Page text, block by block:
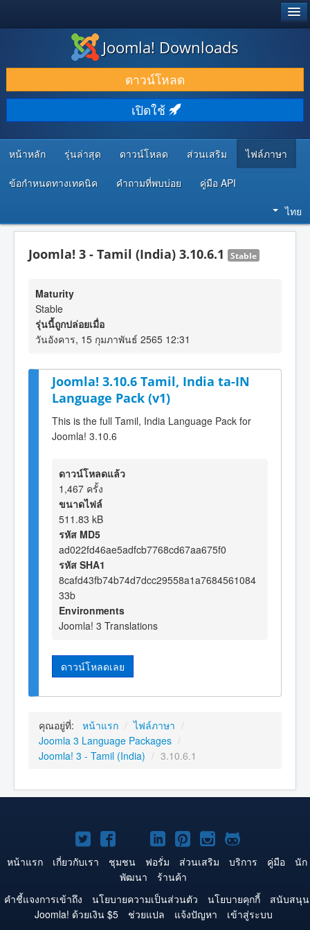
ดาวน์โหลด & ส่วนเสริม
ค้นคว้า & เรียนรู้
ชุมชน & สนับสนุน
ทรัพยากรสำหรับนักพัฒนา
Joomla! Downloads
ดาวน์โหลด
เปิดใช้
หน้าหลัก รุ่นล่าสุด ดาวน์โหลด ส่วนเสริม ไฟล์ภาษา
ข้อกำหนดทางเทคนิค คำถามที่พบบ่อย คู่มือ API
ไทย
Joomla! 3 - Tamil (India) 3.10.6.1 Stable
Maturity
Stable
รุ่นนี้ถูกปล่อยเมื่อ
วันอังคาร, 15 กุมภาพันธ์ 2565 12:31
Joomla! 3.10.6 Tamil, India ta-IN
Language Pack (v1)
This is the full Tamil, India Language Pack for
Joomla! 3.10.6
ดาวน์โหลดแล้ว
1,467 ครั้ง
ขนาดไฟล์
511.83 kB
รหัส MD5
ad022fd46ae5adfcb7768cd67aa675f0
รหัส SHA1
8cafd43fb74b74d7dcc29558a1a7684561084
33b
Environments
Joomla! 3 Translations
ดาวน์โหลดเลย
คุณอยู่ที่: หน้าแรก / ไฟล์ภาษา /
Joomla 3 Language Packages /
Joomla! 3 - Tamil (India) / 3.10.6.1
Joomla!
บน
Twitter
Joomla!
บน
Facebook
Joomla!
บน
YouTube
Joomla!
บน
LinkedIn
Joomla!
บน
Pinterest
Joomla!
บน
Joomla!
บน
หน้าแรก เกี่ยวกับเรา ชุมชน ฟอรั่ม ส่วนเสริม บริการ คู่มือ
นัก
พัฒนา
ร้านค้า
คำชี้แจงการเข้าถึง
นโยบายความเป็นส่วนตัว นโยบายคุกกี้
สนับสนุน
Joomla! ด้วยเงิน $5
ช่วยแปล แจ้งปัญหา
เข้าสู่ระบบ